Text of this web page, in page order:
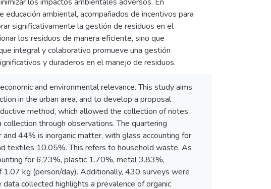
ambiental, acompañados de incentivos para
significativamente la gestión de residuos en el
los residuos de manera eficiente, sino que
integral y colaborativo promueve una gestión
y duraderos en el manejo de residuos.
and environmental relevance. This study aims
in the urban area, and to develop a proposal
method, which allowed the collection of notes
through observations. The quartering
44% is inorganic matter, with glass accounting for
textiles 10.05%. This refers to household waste. As
for 6.23%, plastic 1.70%, metal 3.83%,
kg (person/day). Additionally, 430 surveys were
collected highlights a prevalence of organic